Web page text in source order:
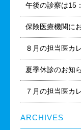
午後の診察は15
保険医療機関に
８月の担当医カ
夏季休診のお知
７月の担当医カ
ARCHIVES